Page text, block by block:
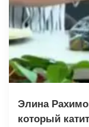
Элина
который